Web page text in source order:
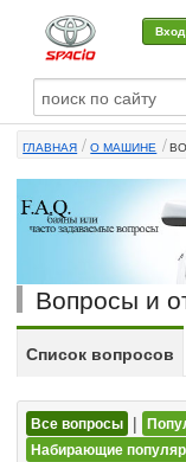
Вход
О машине
Автоклуб
Форумы
Новости
ГЛАВНАЯ О МАШИНЕ
Вопросы и
Список вопросов
Все вопросы |
Набирающие